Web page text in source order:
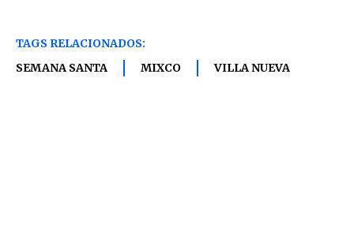
TAGS RELACIONADOS:
SEMANA SANTA
MIXCO VILLA NUEVA